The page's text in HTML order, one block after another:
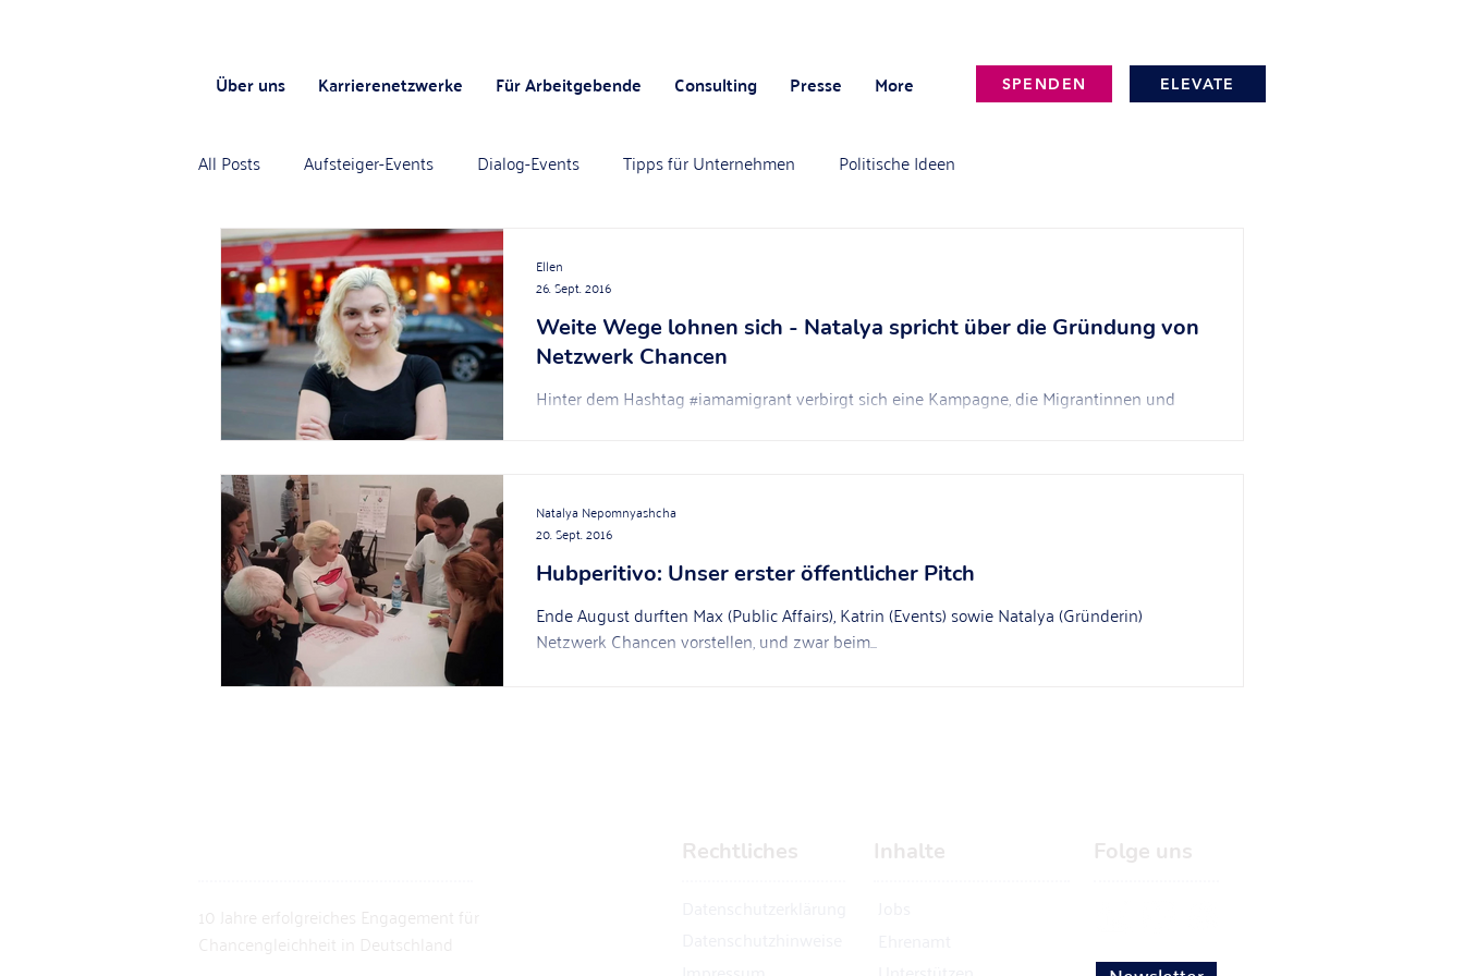
Über uns Karrierenetzwerke Für Arbeitgebende Consulting Presse More SPENDEN ELEVATE
All Posts Aufsteiger-Events Dialog-Events Tipps für Unternehmen Politische Ideen
Weite Wege lohnen sich - Natalya spricht über die Gründung von
Netzwerk Chancen
Hinter dem Hashtag #iamamigrant verbirgt sich eine Kampagne, die Migrantinnen und
Ellen
26. Sept. 2016
Hubperitivo: Unser erster öffentlicher Pitch
Ende August durften Max (Public Affairs), Katrin (Events) sowie Natalya (Gründerin)
Netzwerk Chancen vorstellen, und zwar beim...
Natalya Nepomnyashcha
20. Sept. 2016
10 Jahre erfolgreiches Engagement für
Chancengleichheit in Deutschland
Rechtliches Inhalte Folge uns